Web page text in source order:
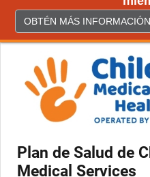
OBTÉN MÁS
Plan de Salud de
Medical Services